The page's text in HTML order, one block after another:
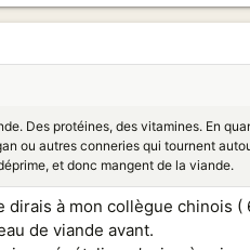
Des protéines, des vitamines. En
ou autres conneries qui tournent
et donc mangent de la viande.
dirais à mon collègue chinois
de viande avant.